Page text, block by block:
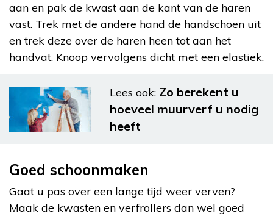
aan en pak de kwast aan de kant van de haren
vast. Trek met de andere hand de handschoen uit
en trek deze over de haren heen tot aan het
handvat. Knoop vervolgens dicht met een elastiek.
Lees ook: Zo berekent u
hoeveel muurverf u nodig
heeft
Goed schoonmaken
Gaat u pas over een lange tijd weer verven?
Maak de kwasten en verfrollers dan wel goed